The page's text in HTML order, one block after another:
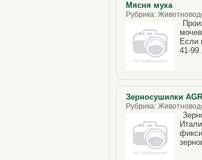
Мясня мука
Рубрика:
Если
41-
Зерносушилки
Рубрика: